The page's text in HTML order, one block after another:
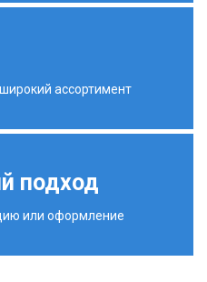
ассортимент
подход
или оформление